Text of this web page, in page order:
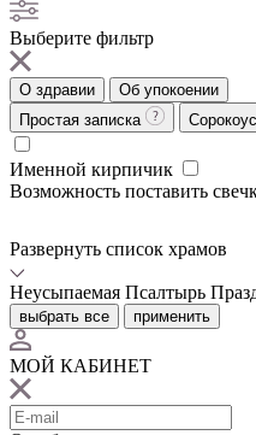
Выберите фильтр
О здравии
Об упокоении
Простая записка
Именной кирпичик
Возможность поставить
Развернуть список храмов
Неусыпаемая Псалтырь
выбрать все применить
МОЙ КАБИНЕТ